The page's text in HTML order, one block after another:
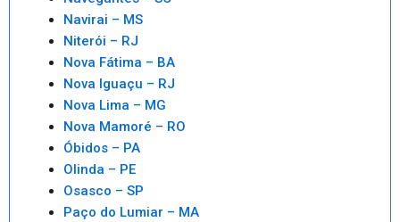
Navirai – MS
Niterói – RJ
Nova Fátima – BA
Nova Iguaçu – RJ
Nova Lima – MG
Nova Mamoré – RO
Óbidos – PA
Olinda – PE
Osasco – SP
Paço do Lumiar – MA